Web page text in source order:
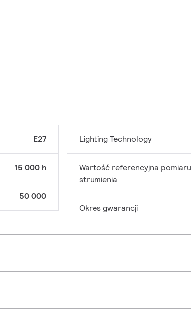
E27
15 000 h
50 000
Lighting Technology
Wartość referencyjna pomiaru
strumienia
Okres gwarancji